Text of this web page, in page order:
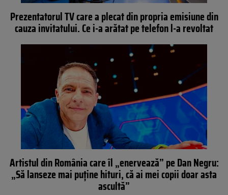
Prezentatorul TV care a plecat din propria emisiune din
cauza invitatului. Ce i-a arătat pe telefon l-a revoltat
Artistul din România care îl „enervează” pe Dan Negru:
„Să lanseze mai puține hituri, că ai mei copii doar asta
ascultă”